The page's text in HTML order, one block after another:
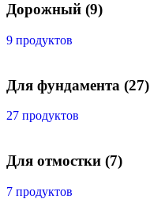
Дорожный (9)
9 продуктов
Для фундамента (27)
27 продуктов
Для отмостки (7)
7 продуктов